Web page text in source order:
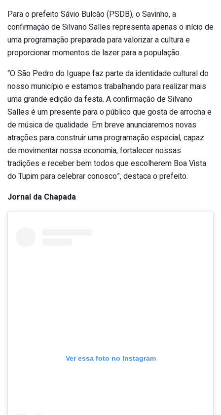
Para o prefeito Sávio Bulcão (PSDB), o Savinho, a
confirmação de Silvano Salles representa apenas o início de
uma programação preparada para valorizar a cultura e
proporcionar momentos de lazer para a população.
“O São Pedro do Iguape faz parte da identidade cultural do
nosso município e estamos trabalhando para realizar mais
uma grande edição da festa. A confirmação de Silvano
Salles é um presente para o público que gosta de arrocha e
de música de qualidade. Em breve anunciaremos novas
atrações para construir uma programação especial, capaz
de movimentar nossa economia, fortalecer nossas
tradições e receber bem todos que escolherem Boa Vista
do Tupim para celebrar conosco”, destaca o prefeito.
Jornal da Chapada
Ver essa foto no Instagram